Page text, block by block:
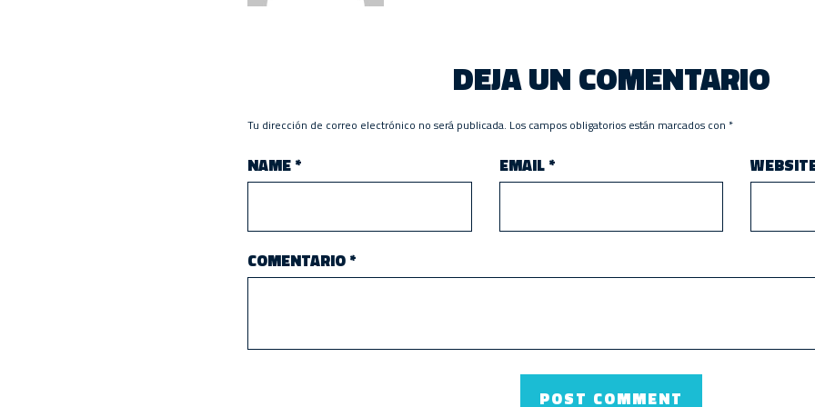
DEJA UN COMENTARIO
Tu dirección de correo electrónico no será publicada. Los campos obligatorios están marcados con *
NAME* EMAIL*
COMENTARIO*